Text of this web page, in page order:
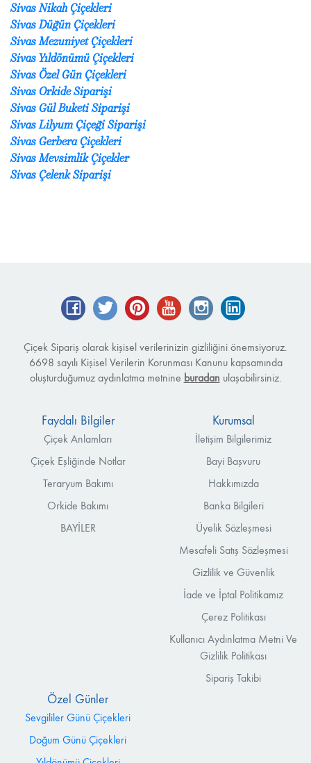
Sivas Nikah Çiçekleri
Sivas Düğün Çiçekleri
Sivas Mezuniyet Çiçekleri
Sivas Yıldönümü Çiçekleri
Sivas Özel Gün Çiçekleri
Sivas Orkide Siparişi
Sivas Gül Buketi Siparişi
Sivas Lilyum Çiçeği Siparişi
Sivas Gerbera Çiçekleri
Sivas Mevsimlik Çiçekler
Sivas Çelenk Siparişi
FacebookTwitter Pinterest YouTube Instagram
Çiçek Sipariş olarak kişisel verilerinizin gizliliğini önemsiyoruz.
6698 sayılı Kişisel Verilerin Korunması Kanunu kapsamında
oluşturduğumuz aydınlatma metnine buradan ulaşabilirsiniz.
Faydalı Bilgiler
Çiçek Anlamları
Çiçek Eşliğinde Notlar
Teraryum Bakımı
Orkide Bakımı
BAYİLER
Kurumsal
İletişim Bilgilerimiz
Bayi Başvuru
Hakkımızda
Banka Bilgileri
Üyelik Sözleşmesi
Mesafeli Satış Sözleşmesi
Gizlilik ve Güvenlik
İade ve İptal Politikamız
Çerez Politikası
Kullanıcı Aydınlatma Metni Ve
Gizlilik Politikası
Sipariş Takibi
Özel Günler
Sevgililer Günü Çiçekleri
Doğum Günü Çiçekleri